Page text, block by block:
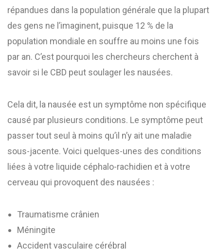
répandues dans la population générale que la plupart
des gens ne l’imaginent, puisque 12 % de la
population mondiale en souffre au moins une fois
par an. C’est pourquoi les chercheurs cherchent à
savoir si le CBD peut soulager les nausées.
Cela dit, la nausée est un symptôme non spécifique
causé par plusieurs conditions. Le symptôme peut
passer tout seul à moins qu’il n’y ait une maladie
sous-jacente. Voici quelques-unes des conditions
liées à votre liquide céphalo-rachidien et à votre
cerveau qui provoquent des nausées :
Traumatisme crânien
Méningite
Accident vasculaire cérébral